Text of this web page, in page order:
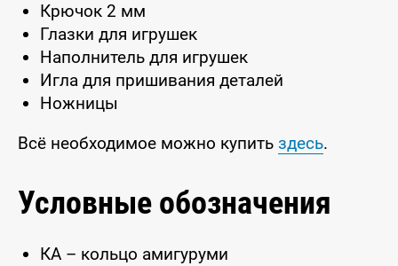
Крючок 2 мм
Глазки для игрушек
Наполнитель для игрушек
Игла для пришивания деталей
Ножницы
Всё необходимое можно купить здесь.
Условные обозначения
КА – кольцо амигуруми